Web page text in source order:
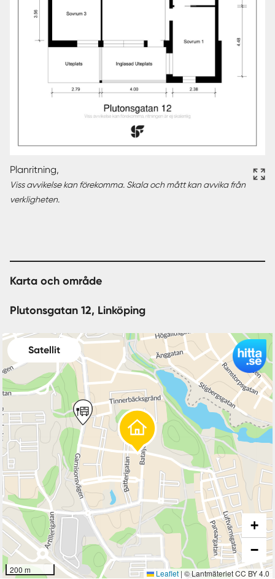
Planritning,
Viss avvikelse kan förekomma. Skala och mått kan avvika från
verkligheten.
Karta och område
Plutonsgatan 12, Linköping
Satellit
200 m
+
−
Leaflet | © Lantmäteriet CC BY 4.0